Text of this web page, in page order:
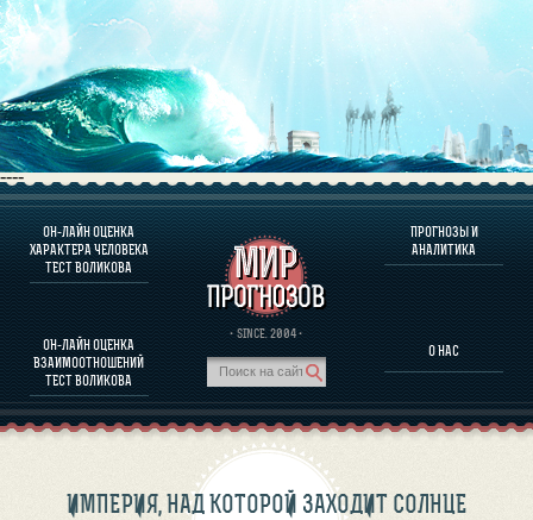
----
ОН-ЛАЙН ОЦЕНКА
ХАРАКТЕРА ЧЕЛОВЕКА
ТЕСТ ВОЛИКОВА
ОН-ЛАЙН ОЦЕНКА
ВЗАИМООТНОШЕНИЙ
ТЕСТ ВОЛИКОВА
· SINCE. 2004 ·
ПРОГНОЗЫ И
АНАЛИТИКА
О НАС
О ПРОГРАММЕ
ОЦЕНКА ХАРАКТЕРA ЧЕЛОВЕКА
ОЦЕНКА ХАРАКТЕРА ВЫДАЮЩИХСЯ ЛИЧНОСТЕЙ
О ПРОГРАММЕ
ПРОГНОЗЫ И АНАЛИТИКА
ИМПЕРИЯ, НАД КОТОРОЙ ЗАХОДИТ СОЛНЦЕ